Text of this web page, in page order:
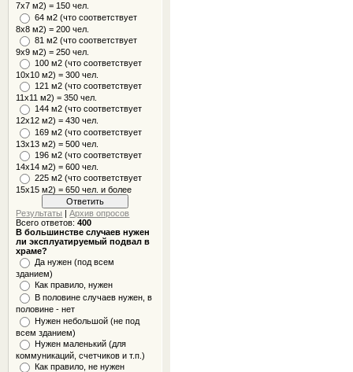
7x7 м2) = 150 чел.
64 м2 (что соответствует
8x8 м2) = 200 чел.
81 м2 (что соответствует
9х9 м2) = 250 чел.
100 м2 (что соответствует
10x10 м2) = 300 чел.
121 м2 (что соответствует
11х11 м2) = 350 чел.
144 м2 (что соответствует
12х12 м2) = 430 чел.
169 м2 (что соответствует
13х13 м2) = 500 чел.
196 м2 (что соответствует
14х14 м2) = 600 чел.
225 м2 (что соответствует
15х15 м2) = 650 чел. и более
Результаты |Архив опросов
Всего ответов:400
В большинстве случаев нужен
ли эксплуатируемый подвал в
храме?
Да нужен (под всем
зданием)
Как правило, нужен
В половине случаев нужен, в
половине - нет
Нужен небольшой (не под
всем зданием)
Нужен маленький (для
коммуникаций, счетчиков и т.п.)
Как правило, не нужен